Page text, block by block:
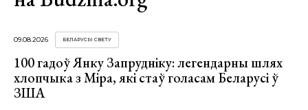
09.08.2026 БЕЛАРУСЫ СВЕТУ
100 гадоў Янку Запрудніку: легендарны шлях
хлопчыка з Міра, які стаў голасам Беларусі ў
ЗША